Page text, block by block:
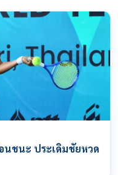
ชนะ ประเดิมชัยหวด